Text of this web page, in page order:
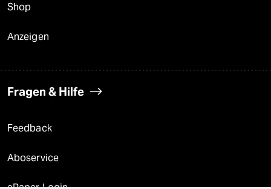
Shop
Anzeigen
Fragen & Hilfe
Feedback
Aboservice